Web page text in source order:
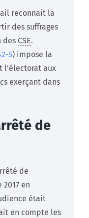
reconnait la
des suffrages
des CSE.
5) impose la
aux
exerçant dans
de
de
en
était
en compte les